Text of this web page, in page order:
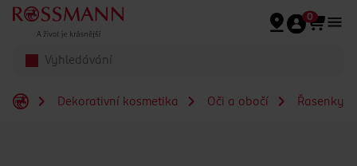
Přeskočit na hlavmní obsah
0
Dekorativní kosmetika Oči a obočí Řasenky